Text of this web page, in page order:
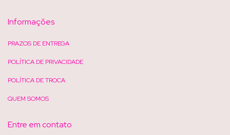
Informações
PRAZOS DE ENTREGA
POLÍTICA DE PRIVACIDADE
POLÍTICA DE TROCA
QUEM SOMOS
Entre em contato